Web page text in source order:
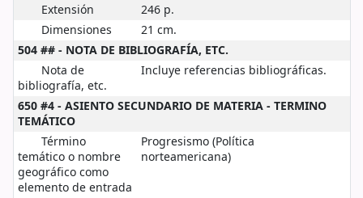
Extensión
246 p.
Dimensiones
21 cm.
504 ## - NOTA DE BIBLIOGRAFÍA, ETC.
Nota de
bibliografía, etc.
Incluye referencias bibliográficas.
650 #4 - ASIENTO SECUNDARIO DE MATERIA - TERMINO
TEMÁTICO
Término
temático o nombre
geográfico como
elemento de entrada
Progresismo (Política
norteamericana)